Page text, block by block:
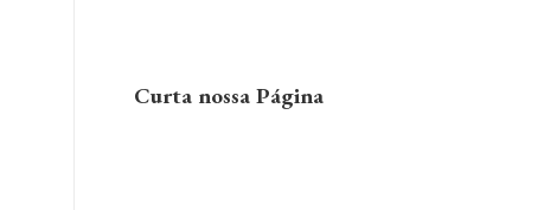
Curta nossa Página